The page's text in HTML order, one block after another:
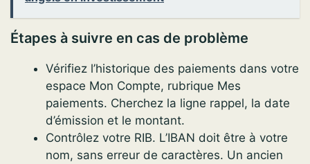
Étapes à suivre en cas de problème
Vérifiez l’historique des paiements dans votre
espace Mon Compte, rubrique Mes
paiements. Cherchez la ligne rappel, la date
d’émission et le montant.
Contrôlez votre RIB. L’IBAN doit être à votre
nom, sans erreur de caractères. Un ancien